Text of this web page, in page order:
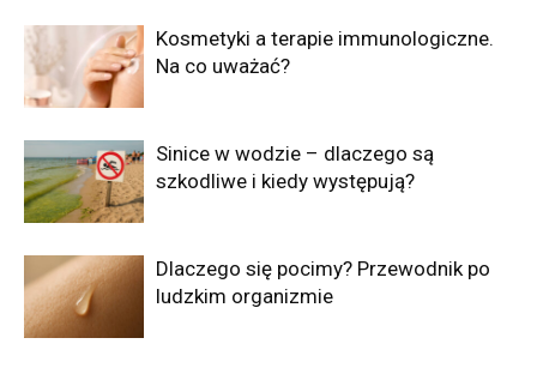
Kosmetyki a terapie immunologiczne.
Na co uważać?
Sinice w wodzie – dlaczego są
szkodliwe i kiedy występują?
Dlaczego się pocimy? Przewodnik po
ludzkim organizmie